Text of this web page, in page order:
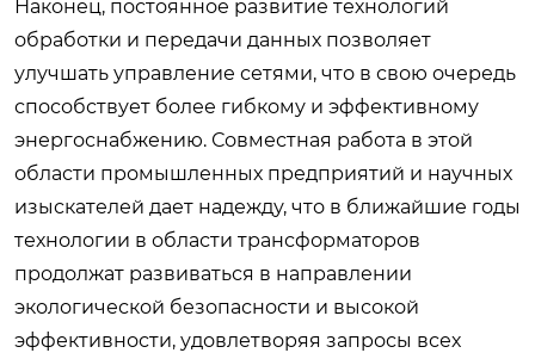
Наконец, постоянное развитие технологий
обработки и передачи данных позволяет
улучшать управление сетями, что в свою очередь
способствует более гибкому и эффективному
энергоснабжению. Совместная работа в этой
области промышленных предприятий и научных
изыскателей дает надежду, что в ближайшие годы
технологии в области трансформаторов
продолжат развиваться в направлении
экологической безопасности и высокой
эффективности, удовлетворяя запросы всех